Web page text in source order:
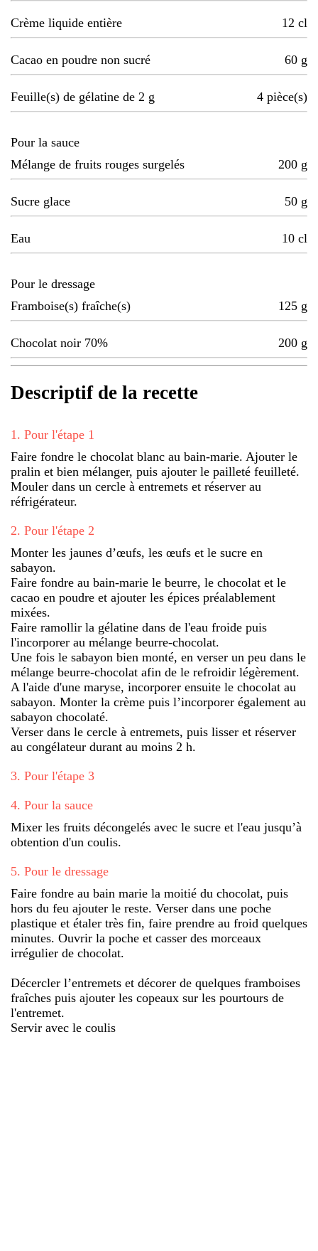
Crème liquide entière 12 cl
Cacao en poudre non sucré 60 g
Feuille(s) de gélatine de 2 g 4 pièce(s)
Pour la sauce
Mélange de fruits rouges surgelés
200 g
Sucre glace 50 g
Eau 10 cl
Pour le dressage
Framboise(s) fraîche(s)
125 g
Chocolat noir 70% 200 g
Descriptif de la recette
1 . Pour l'étape 1
Faire fondre le chocolat blanc au bain-marie. Ajouter le
pralin et bien mélanger, puis ajouter le pailleté feuilleté.
Mouler dans un cercle à entremets et réserver au
réfrigérateur.
2. Pour l'étape 2
Monter les jaunes d’œufs, les œufs et le sucre en
sabayon.
Faire fondre au bain-marie le beurre, le chocolat et le
cacao en poudre et ajouter les épices préalablement
mixées.
Faire ramollir la gélatine dans de l'eau froide puis
l'incorporer au mélange beurre-chocolat.
Une fois le sabayon bien monté, en verser un peu dans le
mélange beurre-chocolat afin de le refroidir légèrement.
A l'aide d'une maryse, incorporer ensuite le chocolat au
sabayon. Monter la crème puis l’incorporer également au
sabayon chocolaté.
Verser dans le cercle à entremets, puis lisser et réserver
au congélateur durant au moins 2 h.
3. Pour l'étape 3
4. Pour la sauce
Mixer les fruits décongelés avec le sucre et l'eau jusqu’à
obtention d'un coulis.
5. Pour le dressage
Faire fondre au bain marie la moitié du chocolat, puis
hors du feu ajouter le reste. Verser dans une poche
plastique et étaler très fin, faire prendre au froid quelques
minutes. Ouvrir la poche et casser des morceaux
irrégulier de chocolat.
Décercler l’entremets et décorer de quelques framboises
fraîches puis ajouter les copeaux sur les pourtours de
l'entremet.
Servir avec le coulis